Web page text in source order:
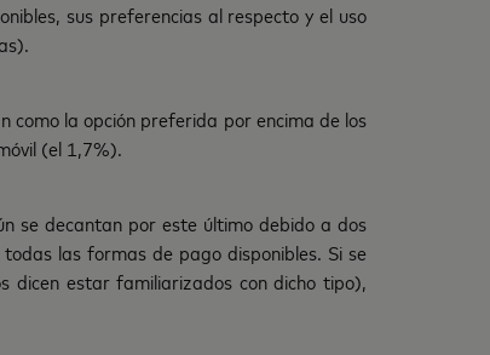
sus preferencias al respecto y el uso
como la opción preferida por encima de los
(el 1,7%).
se decantan por este último debido a dos
las formas de pago disponibles. Si se
dicen estar familiarizados con dicho tipo),